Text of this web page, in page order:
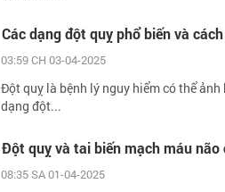
Các dạng đột quỵ phổ biến và
03:59 CH 03-04-2025
Đột quỵ là bệnh lý nguy hiểm có thể
dạng đột...
Đột quỵ và tai biến mạch máu
08:35 SA 01-04-2025